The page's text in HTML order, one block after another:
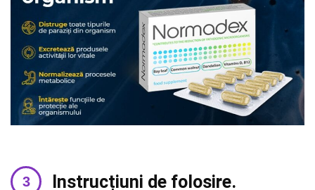
Instrucțiuni de folosire.